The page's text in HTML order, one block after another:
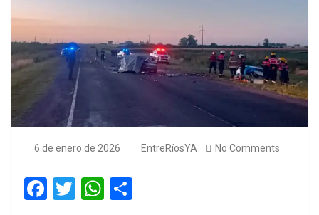
6 de enero de 2026 EntreRíosYA No Comments
F
T
W